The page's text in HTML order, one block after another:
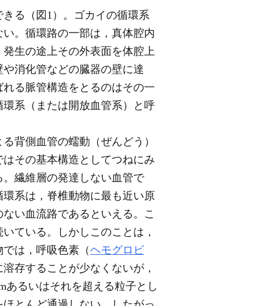
る（図1）。ゴカイの循環系
。循環路の一部は，真体腔内
生の途上その外表面を体腔上
消化管などの臓器の壁に達
る脈管構造をとるのはその一
系（または開放血管系）と呼
背側血管の蠕動（ぜんどう）
その基本構造としてつねにみ
繊維層の発達しない血管で
系は，脊椎動物に最も近い原
い血流路であるといえる。こ
ている。しかしこのことは，
は，呼吸色素（ヘモグロビ
存することが少なくないが，
あるいはそれを超える粒子とし